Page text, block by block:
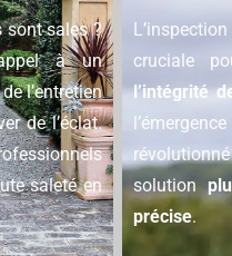
sont sales ?
à un
l’entretien
de l’éclat.
saleté en
cruciale
l’intégrité
solution
précise.